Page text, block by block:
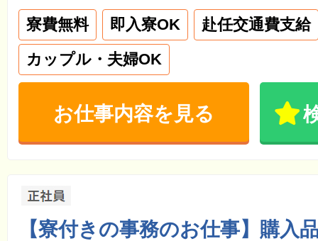
寮費無料 即入寮OK
赴任交通費支給
カップル・夫婦OK
お仕事内容を見る
【寮付きの事務のお仕事】購入